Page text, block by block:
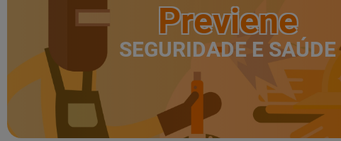
Previene
SEGURIDADE E SAÚDE